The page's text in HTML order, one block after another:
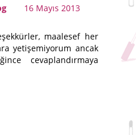
16 Mayıs 2013
maalesef her
yetişemiyorum ancak
cevaplandırmaya